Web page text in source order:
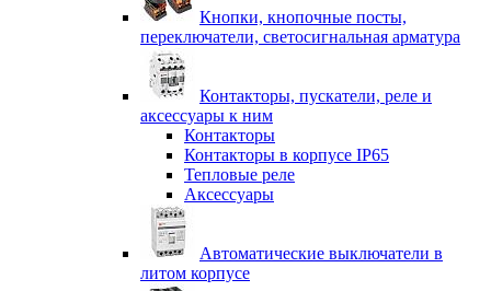
Кнопки, кнопочные посты,
переключатели, светосигнальная арматура
Контакторы, пускатели, реле и
аксессуары к ним
Контакторы
Контакторы в корпусе IP65
Тепловые реле
Аксессуары
Автоматические выключатели в
литом корпусе